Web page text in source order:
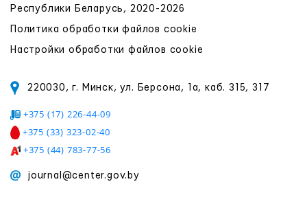
Республики Беларусь, 2020-2026
Политика обработки файлов cookie
Настройки обработки файлов cookie
220030, г. Минск, ул. Берсона, 1а, каб. 315, 317
+375 (17) 226-44-09
+375 (33) 323-02-40
+375 (44) 783-77-56
journal@center.gov.by